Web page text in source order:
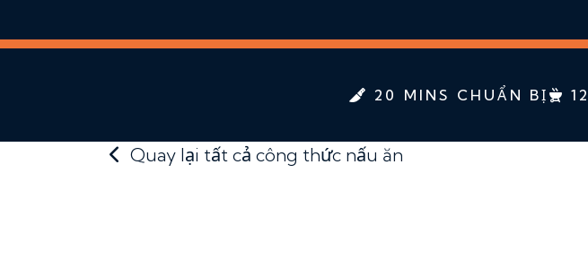
20 MINS CHUẨN BỊ
Quay lại tất cả công thức nấu ăn